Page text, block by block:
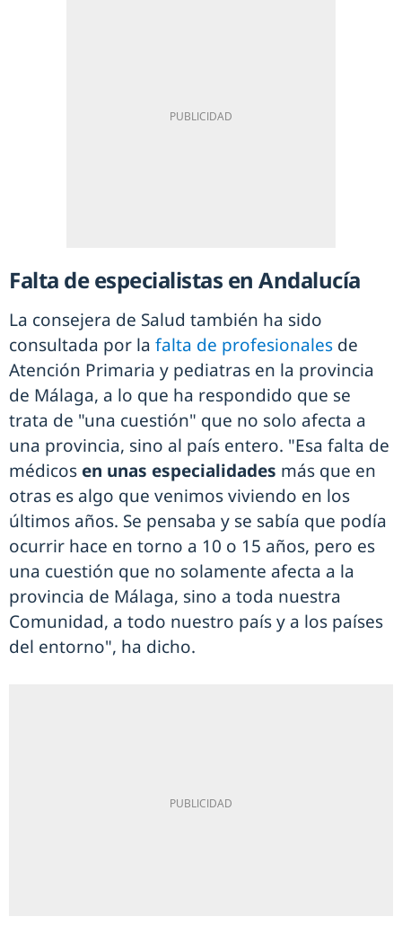
Falta de especialistas en Andalucía
La consejera de Salud también ha sido
consultada por la falta de profesionales de
Atención Primaria y pediatras en la provincia
de Málaga, a lo que ha respondido que se
trata de "una cuestión" que no solo afecta a
una provincia, sino al país entero. "Esa falta de
médicos en unas especialidades más que en
otras es algo que venimos viviendo en los
últimos años. Se pensaba y se sabía que podía
ocurrir hace en torno a 10 o 15 años, pero es
una cuestión que no solamente afecta a la
provincia de Málaga, sino a toda nuestra
Comunidad, a todo nuestro país y a los países
del entorno", ha dicho.